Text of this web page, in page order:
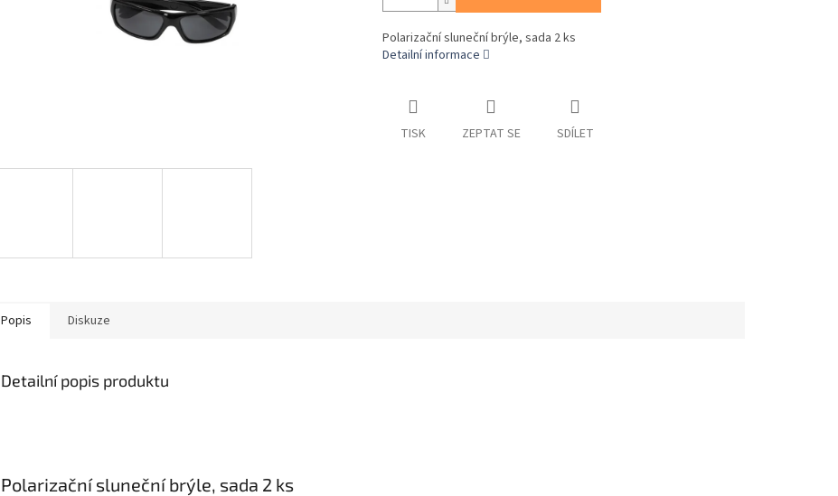
Polarizační sluneční brýle, sada 2 ks
Detailní informace
TISK ZEPTAT SE SDÍLET
Popis Diskuze
Detailní popis produktu
Polarizační sluneční brýle, sada 2 ks